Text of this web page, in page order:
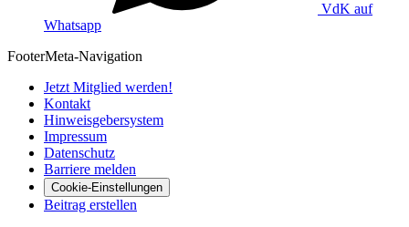
VdK auf
Whatsapp
FooterMeta-Navigation
Jetzt Mitglied werden!
Kontakt
Hinweisgebersystem
Impressum
Datenschutz
Barriere melden
Cookie-Einstellungen
Beitrag erstellen